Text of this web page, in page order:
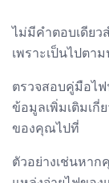
ไม่มีคำตอบเดีย
เพราะเป็นไปตา
ตรวจสอบคู่มือไฟ
ข้อมูลเพิ่มเติมเกี่
ของคุณไปที่
ตัวอย่างเช่นหาก